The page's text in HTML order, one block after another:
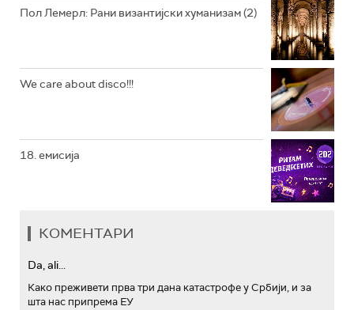
Пол Лемерл: Рани византијски хуманизам (2)
We care about disco!!!
18. емисија
КОМЕНТАРИ
Da, ali...
Како преживети прва три дана катастрофе у Србији, и за
шта нас припрема ЕУ